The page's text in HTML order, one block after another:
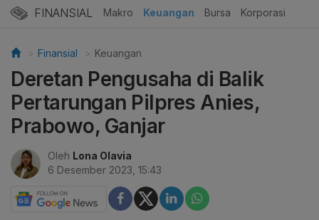
FINANSIAL Makro Keuangan Bursa Korporasi
Finansial Keuangan
Deretan Pengusaha di Balik
Pertarungan Pilpres Anies,
Prabowo, Ganjar
Oleh Lona Olavia
6 Desember 2023, 15:43